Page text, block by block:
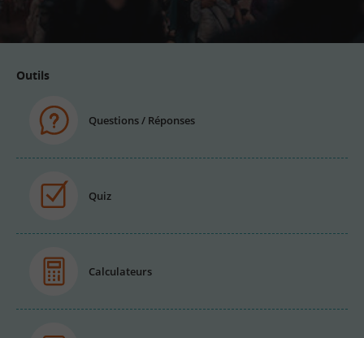
Outils
Questions / Réponses
Quiz
Calculateurs